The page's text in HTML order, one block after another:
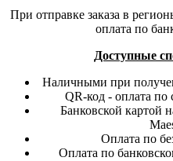
При отправке заказа в
оплата по
Доступные
Наличными при
QR-код - оплата по
Банковской картой
Оплата по
Оплата по